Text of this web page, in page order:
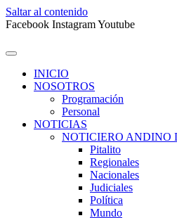
Saltar al contenido
Facebook InstagramYoutube
INICIO
NOSOTROS
Programación
Personal
NOTICIAS
NOTICIERO ANDINO
Pitalito
Regionales
Nacionales
Judiciales
Política
Mundo